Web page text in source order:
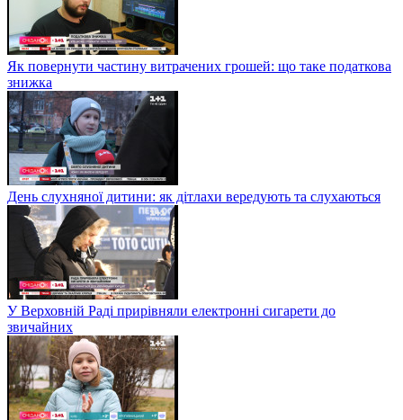
Як повернути частину витрачених грошей: що таке податкова
знижка
День слухняної дитини: як дітлахи вередують та слухаються
У Верховній Раді прирівняли електронні сигарети до
звичайних